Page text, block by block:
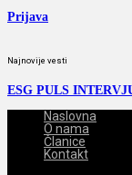
Prijava
Najnovije vesti
ESG PULS
Naslovna
O nama
Članice
Kontakt